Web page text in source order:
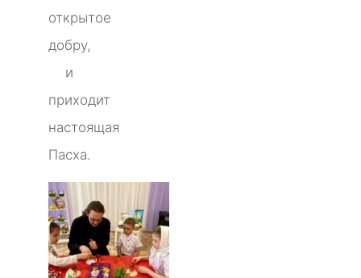
открытое
добру,
и
приходит
настоящая
Пасха.